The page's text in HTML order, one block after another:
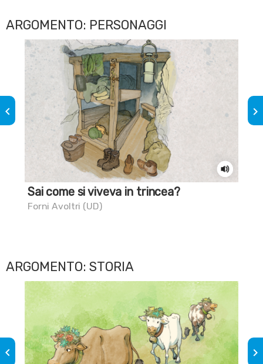
ARGOMENTO: PERSONAGGI
Sai come si viveva in trincea?
Forni Avoltri (UD)
keyboard_arrow_left keyboard_arrow_right
ARGOMENTO: STORIA
keyboard_arrow_left keyboard_arrow_right